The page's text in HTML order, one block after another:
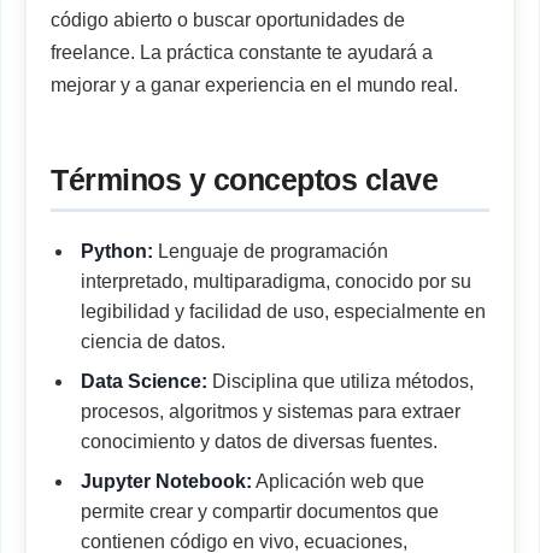
código abierto o buscar oportunidades de
freelance. La práctica constante te ayudará a
mejorar y a ganar experiencia en el mundo real.
Términos y conceptos clave
Python: Lenguaje de programación
interpretado, multiparadigma, conocido por su
legibilidad y facilidad de uso, especialmente en
ciencia de datos.
Data Science: Disciplina que utiliza métodos,
procesos, algoritmos y sistemas para extraer
conocimiento y datos de diversas fuentes.
Jupyter Notebook: Aplicación web que
permite crear y compartir documentos que
contienen código en vivo, ecuaciones,